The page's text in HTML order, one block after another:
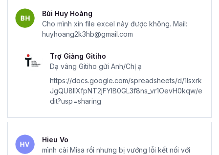
Bùi Huy Hoàng
Cho mình xin file excel này được không. Mail:
huyhoang2k3hb@gmail.com
Trợ Giảng Gitiho
Dạ vâng Gitiho gửi Anh/Chị ạ
https://docs.google.com/spreadsheets/d/1lsxrk
JgQU8llXfpNT2jFYlB0GL3f8ns_vr1OevH0kqw/e
dit?usp=sharing
Hieu Vo
mình cài Misa rồi nhưng bị vướng lỗi kết nối với